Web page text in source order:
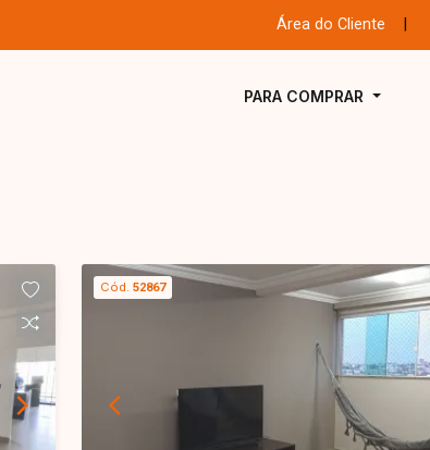
Área do Cliente
PARA COMPRAR
Cód. 52867